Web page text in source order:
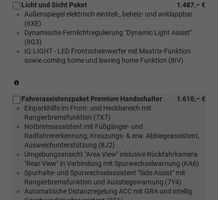
Verbindung
mit
[Z59]
Licht
und
Sicht
Paket)
1.487,– €
Licht und Sicht Paket
Außenspiegel elektrisch einstell-, beheiz- und anklappbar
(6XE)
Dynamische Fernlichtregulierung "Dynamic Light Assist"
(8G3)
IQ.LIGHT - LED Frontscheinwerfer mit Maxtrix-Funktion
sowie coming home und leaving home Funktion (8IV)
Verbindung
mit
[Z66]
Komfortpaket
2)
1.610,– €
Fahrerassistenzpaket Premium Handschalter
Einparkhilfe im Front- und Heckbereich mit
Rangierbremsfunktion (7X7)
Notbremsassistent mit Fußgänger- und
Radfahrererkennung, Kreuzungs- & erw. Abbiegeassistent,
Ausweichunterstützung (8J2)
Umgebungsansicht "Area View" inklusive Rückfahrkamera
"Rear View" in Verbindung mit Spurwechselwarnung (KA6)
Spurhalte- und Spurwechselassistent "Side Assist" mit
Rangierbremsfunktion und Ausstiegswarnung (7Y4)
Automatische Distanzregelung ACC mit GRA und intellig.